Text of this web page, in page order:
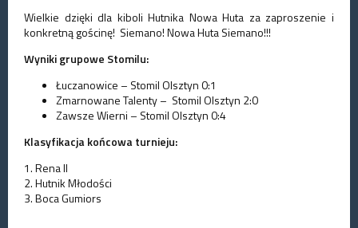
Wielkie dzięki dla kiboli Hutnika Nowa Huta za zaproszenie i
konkretną gościnę! Siemano! Nowa Huta Siemano!!!
Wyniki grupowe Stomilu:
Łuczanowice – Stomil Olsztyn 0:1
Zmarnowane Talenty – Stomil Olsztyn 2:0
Zawsze Wierni – Stomil Olsztyn 0:4
Klasyfikacja końcowa turnieju:
1. Rena II
2. Hutnik Młodości
3. Boca Gumiors